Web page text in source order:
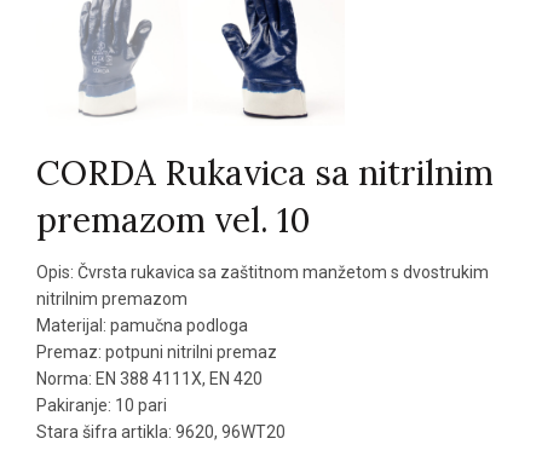
CORDA Rukavica sa nitrilnim
premazom vel. 10
Opis: Čvrsta rukavica sa zaštitnom manžetom s dvostrukim
nitrilnim premazom
Materijal: pamučna podloga
Premaz: potpuni nitrilni premaz
Norma: EN 388 4111X, EN 420
Pakiranje: 10 pari
Stara šifra artikla: 9620, 96WT20